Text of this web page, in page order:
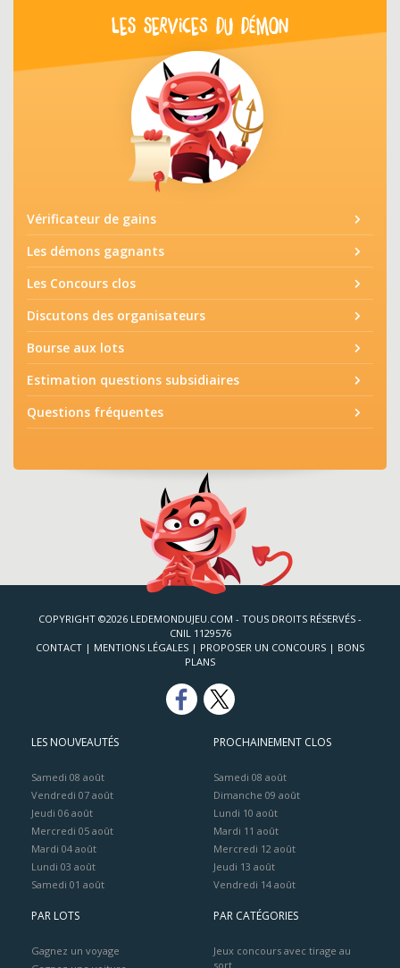
LES SERVICES DU DÉMON
Vérificateur de gains
Les démons gagnants
Les Concours clos
Discutons des organisateurs
Bourse aux lots
Estimation questions subsidiaires
Questions fréquentes
COPYRIGHT ©2026 LEDEMONDUJEU.COM - TOUS DROITS RÉSERVÉS -
CNIL 1129576
CONTACT | MENTIONS LÉGALES | PROPOSER UN CONCOURS | BONS
PLANS
LES NOUVEAUTÉS
Samedi 08 août
Vendredi 07 août
Jeudi 06 août
Mercredi 05 août
Mardi 04 août
Lundi 03 août
Samedi 01 août
PROCHAINEMENT CLOS
Samedi 08 août
Dimanche 09 août
Lundi 10 août
Mardi 11 août
Mercredi 12 août
Jeudi 13 août
Vendredi 14 août
PAR LOTS
Gagnez un voyage
PAR CATÉGORIES
Jeux concours avec tirage au
sort